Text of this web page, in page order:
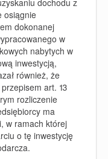
dochodu z
osiągnie
dokonanej
w
nabytych w
inwestycją,
również, że
art. 13
rozliczenie
ma
w ramach której
o tę inwestycję